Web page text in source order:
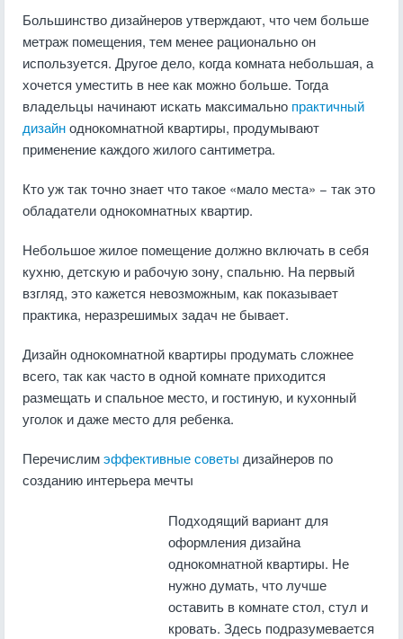
Большинство дизайнеров утверждают, что чем больше
метраж помещения, тем менее рационально он
используется. Другое дело, когда комната небольшая, а
хочется уместить в нее как можно больше. Тогда
владельцы начинают искать максимально практичный
дизайноднокомнатной квартиры, продумывают
применение каждого жилого сантиметра.
Кто уж так точно знает что такое «мало места» − так это
обладатели однокомнатных квартир.
Небольшое жилое помещение должно включать в себя
кухню, детскую и рабочую зону, спальню. На первый
взгляд, это кажется невозможным, как показывает
практика, неразрешимых задач не бывает.
Дизайн однокомнатной квартиры продумать сложнее
всего, так как часто в одной комнате приходится
размещать и спальное место, и гостиную, и кухонный
уголок и даже место для ребенка.
Перечислимэффективные советы дизайнеров по
созданию интерьера мечты
Подходящий вариант для
оформления дизайна
однокомнатной квартиры. Не
нужно думать, что лучше
оставить в комнате стол, стул и
кровать. Здесь подразумевается